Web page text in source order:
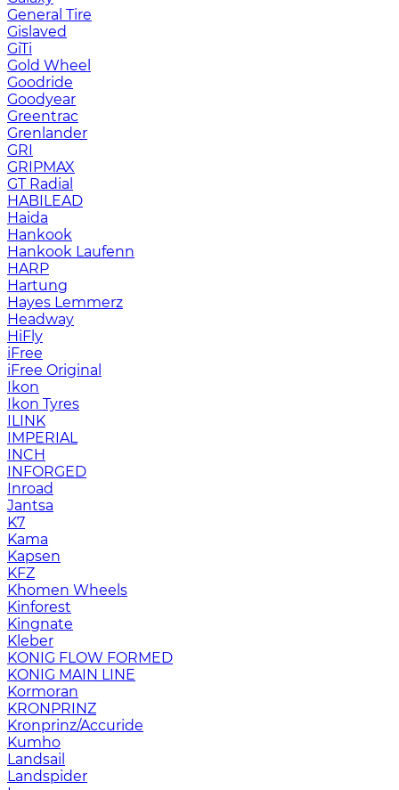
General Tire
Gislaved
GiTi
Gold Wheel
Goodride
Goodyear
Greentrac
Grenlander
GRI
GRIPMAX
GT Radial
HABILEAD
Haida
Hankook
Hankook Laufenn
HARP
Hartung
Hayes Lemmerz
Headway
HiFly
iFree
iFree Original
Ikon
Ikon Tyres
ILINK
IMPERIAL
INCH
INFORGED
Inroad
Jantsa
K7
Kama
Kapsen
KFZ
Khomen Wheels
Kinforest
Kingnate
Kleber
KONIG FLOW FORMED
KONIG MAIN LINE
Kormoran
KRONPRINZ
Kronprinz/Accuride
Kumho
Landsail
Landspider